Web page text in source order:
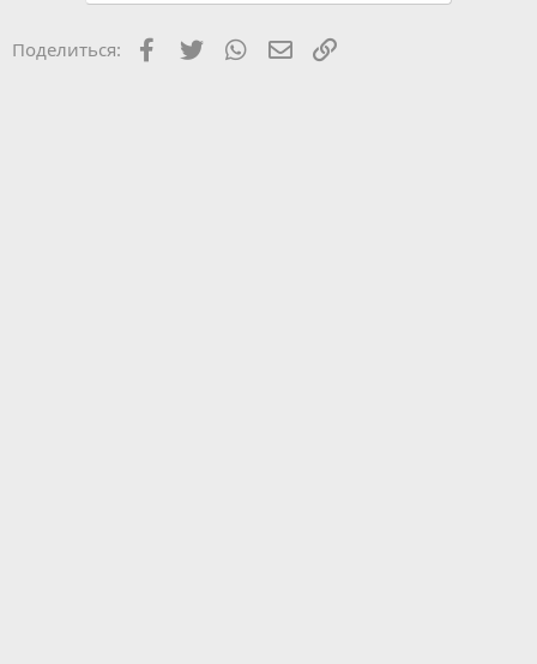
Поделиться: Facebook
Twitter WhatsAppЭлектронная почта